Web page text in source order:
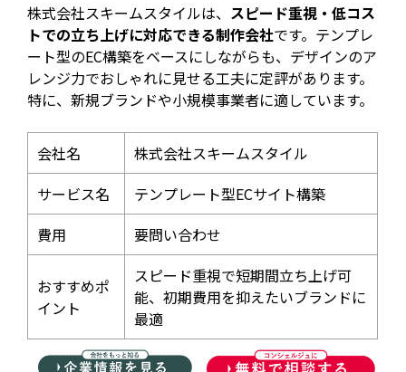
株式会社スキームスタイルは、 スピード重視・低コス
トでの立ち上げに対応できる制作会社です。テンプレ
ート型のEC構築をベースにしながらも、デザインのア
レンジ力でおしゃれに見せる工夫に定評があります。
特に、新規ブランドや小規模事業者に適しています。
会社名
株式会社スキームスタイル
サービス名
テンプレート型ECサイト構築
費用
要問い合わせ
おすすめポ
イント
スピード重視で短期間立ち上げ可
能、初期費用を抑えたいブランドに
最適